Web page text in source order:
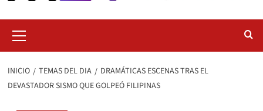
primario
INICIO TEMAS DEL DIA
DRAMÁTICAS ESCENAS TRAS EL
DEVASTADOR SISMO QUE GOLPEÓ FILIPINAS